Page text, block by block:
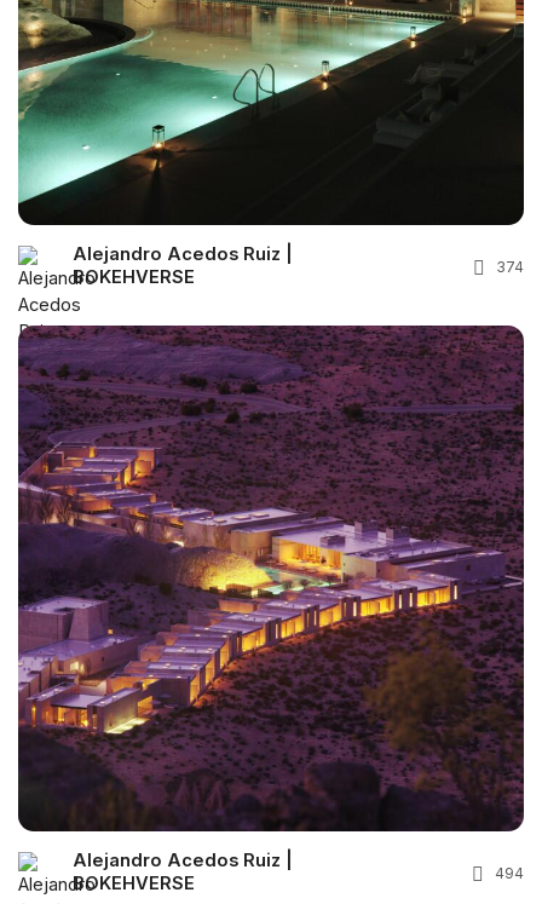
Alejandro Acedos Ruiz |
BOKEHVERSE
374
Alejandro Acedos Ruiz |
BOKEHVERSE
494